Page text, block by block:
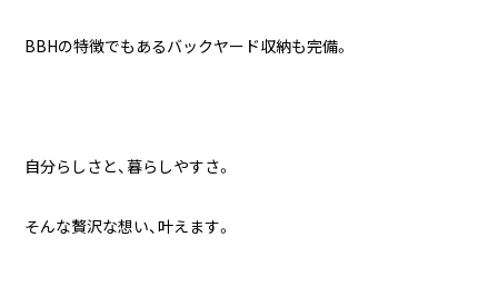
BBHの特徴でもあるバックヤード収納も完備。
自分らしさと、暮らしやすさ。
そんな贅沢な想い、叶えます。